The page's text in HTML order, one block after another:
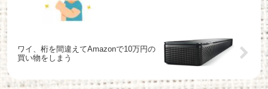
ワイ、桁を間違えてAmazonで10万円の
買い物をしまう